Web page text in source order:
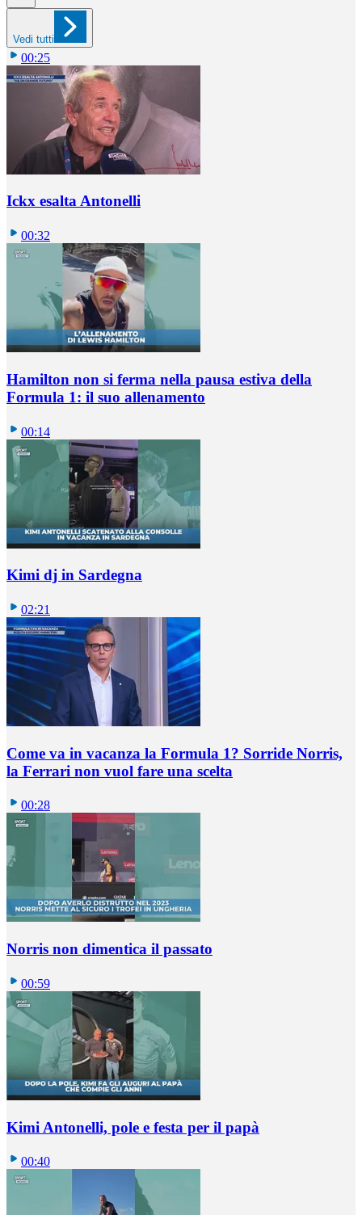
Vedi tutti
00:25
Ickx esalta Antonelli
00:32
Hamilton non si ferma nella pausa estiva della
Formula 1: il suo allenamento
00:14
Kimi dj in Sardegna
02:21
Come va in vacanza la Formula 1? Sorride Norris,
la Ferrari non vuol fare una scelta
00:28
Norris non dimentica il passato
00:59
Kimi Antonelli, pole e festa per il papà
00:40